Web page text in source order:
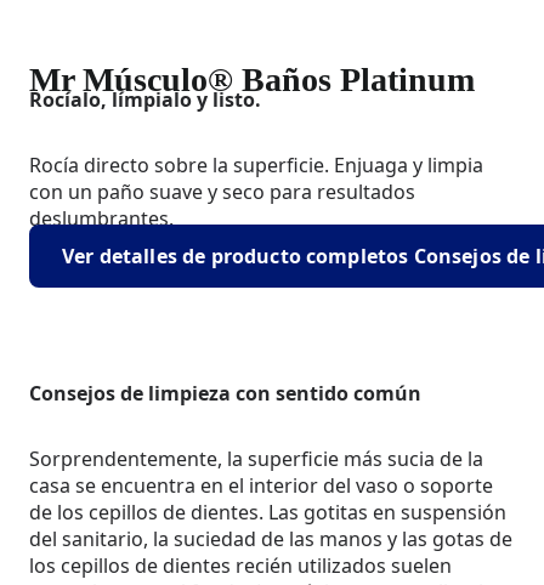
Mr Músculo® Baños Platinum
Rocíalo, límpialo y listo.
Rocía directo sobre la superficie. Enjuaga y limpia
con un paño suave y seco para resultados
deslumbrantes.
Ver detalles de producto completos Consejos de
Consejos de limpieza con sentido común
Sorprendentemente, la superficie más sucia de la
casa se encuentra en el interior del vaso o soporte
de los cepillos de dientes. Las gotitas en suspensión
del sanitario, la suciedad de las manos y las gotas de
los cepillos de dientes recién utilizados suelen